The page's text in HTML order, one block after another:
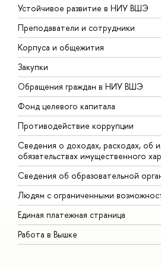
Устойчивое развитие в НИУ ВШЭ
Преподаватели и сотрудники
Корпуса и общежития
Закупки
Обращения граждан в НИУ ВШЭ
Фонд целевого капитала
Противодействие коррупции
Сведения о доходах, расходах, об
обязательствах имущественного
Сведения об образовательной
Людям с ограниченными
Единая платежная страница
Работа в Вышке